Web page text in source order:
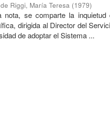
Riggi, María Teresa (1979)
nota, se comparte la
dirigida al Director del
de adoptar el Sistema ...